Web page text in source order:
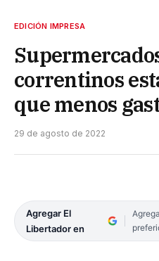
EDICIÓN IMPRESA
correntinos
que menos
29 de agosto de 2022
Agregar El
Libertador en